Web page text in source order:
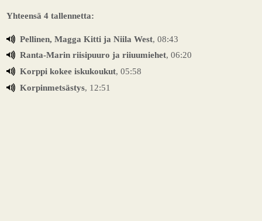
Yhteensä 4 tallennetta:
Pellinen, Magga Kitti ja Niila West, 08:43
Ranta-Marin riisipuuro ja riiuumiehet, 06:20
Korppi kokee iskukoukut, 05:58
Korpinmetsästys, 12:51